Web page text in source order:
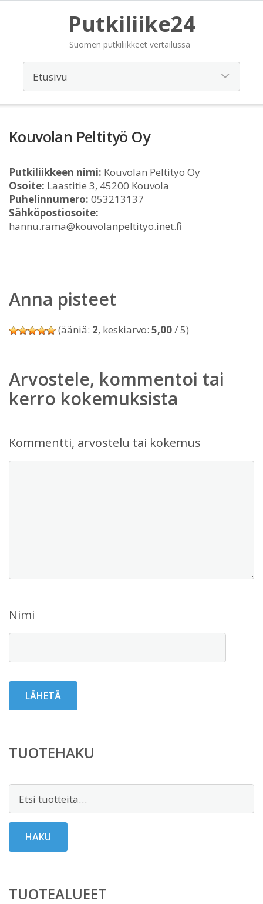
Putkiliike24
Suomen putkiliikkeet vertailussa
Kouvolan Peltityö Oy
Putkiliikkeen nimi: Kouvolan Peltityö Oy
Osoite: Laastitie 3, 45200 Kouvola
Puhelinnumero: 053213137
Sähköpostiosoite:
hannu.rama@kouvolanpeltityo.inet.fi
Anna pisteet
(ääniä: 2, keskiarvo: 5,00/ 5)
Arvostele, kommentoi tai
kerro kokemuksista
Kommentti, arvostelu tai kokemus
Nimi
TUOTEHAKU
HAKU
TUOTEALUEET